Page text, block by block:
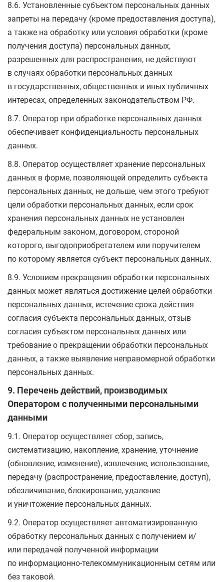
8.6. Установленные субъектом персональных данных
запреты на передачу (кроме предоставления доступа),
а также на обработку или условия обработки (кроме
получения доступа) персональных данных,
разрешенных для распространения, не действуют
в случаях обработки персональных данных
в государственных, общественных и иных публичных
интересах, определенных законодательством РФ.
8.7. Оператор при обработке персональных данных
обеспечивает конфиденциальность персональных
данных.
8.8. Оператор осуществляет хранение персональных
данных в форме, позволяющей определить субъекта
персональных данных, не дольше, чем этого требуют
цели обработки персональных данных, если срок
хранения персональных данных не установлен
федеральным законом, договором, стороной
которого, выгодоприобретателем или поручителем
по которому является субъект персональных данных.
8.9. Условием прекращения обработки персональных
данных может являться достижение целей обработки
персональных данных, истечение срока действия
согласия субъекта персональных данных, отзыв
согласия субъектом персональных данных или
требование о прекращении обработки персональных
данных, а также выявление неправомерной обработки
персональных данных.
9. Перечень действий, производимых
Оператором с полученными персональными
данными
9.1. Оператор осуществляет сбор, запись,
систематизацию, накопление, хранение, уточнение
(обновление, изменение), извлечение, использование,
передачу (распространение, предоставление, доступ),
обезличивание, блокирование, удаление
и уничтожение персональных данных.
9.2. Оператор осуществляет автоматизированную
обработку персональных данных с получением и/
или передачей полученной информации
по информационно-телекоммуникационным сетям или
без таковой.